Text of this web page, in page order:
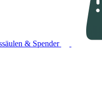
& Spender